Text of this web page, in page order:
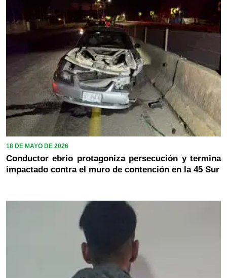
18 DE MAYO DE 2026
Conductor ebrio protagoniza persecución y termina
impactado contra el muro de contención en la 45 Sur